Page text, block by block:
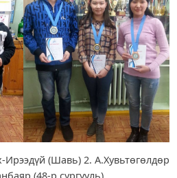
Ирээдүй (Шавь) 2. А.Хувьтөгөлдөр